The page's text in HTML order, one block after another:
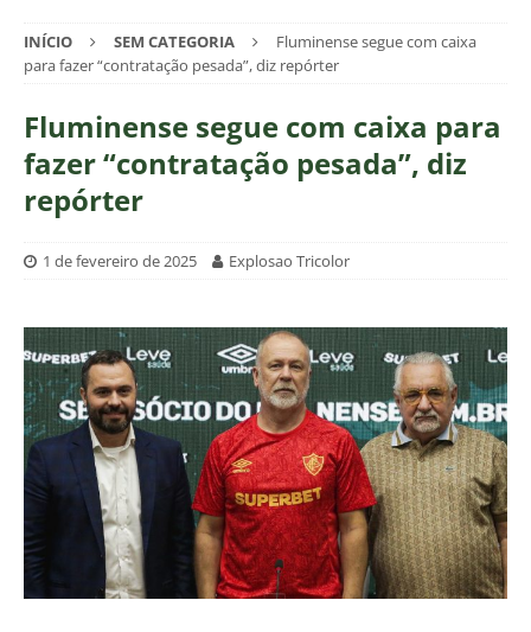
INÍCIO SEM CATEGORIA
Fluminense segue com caixa
para fazer “contratação pesada”, diz repórter
Fluminense segue com caixa para
fazer “contratação pesada”, diz
repórter
1 de fevereiro de 2025 Explosao Tricolor